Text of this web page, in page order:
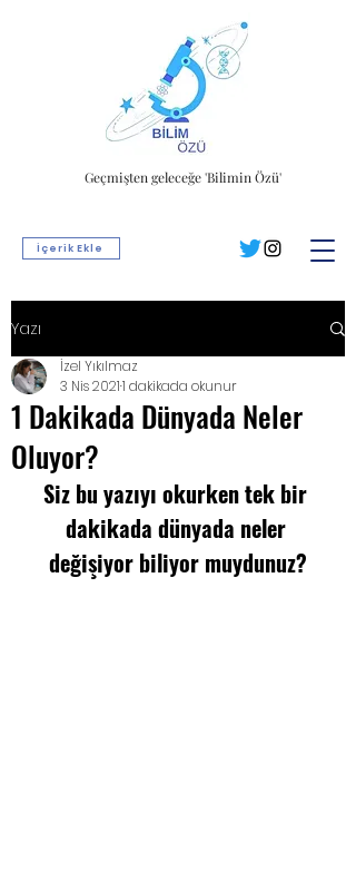
İçerik Ekle
Geçmişten geleceğe 'Bilimin Özü'
Yazı
1 Dakikada Dünyada Neler
Oluyor?
İzel Yıkılmaz
3 Nis 20211 dakikada okunur
Siz bu yazıyı okurken tek bir
dakikada dünyada neler
değişiyor biliyor muydunuz?